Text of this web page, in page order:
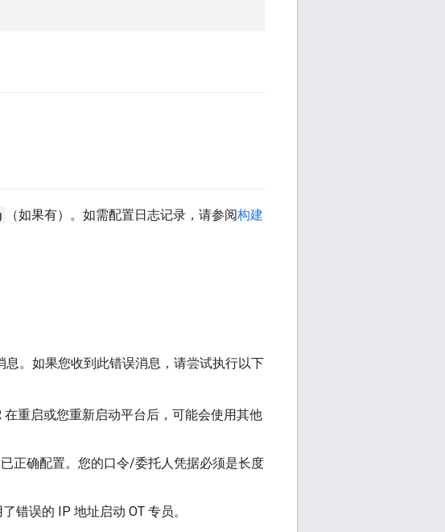
（如果有）。如需配置日志记录，请参阅构建
息。如果您收到此错误消息，请尝试执行以下
重启或您重新启动平台后，可能会使用其他
正确配置。您的口令/委托人凭据必须是长度
错误的 IP 地址启动 OT 专员。